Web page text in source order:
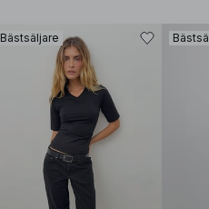
Bästsäljare